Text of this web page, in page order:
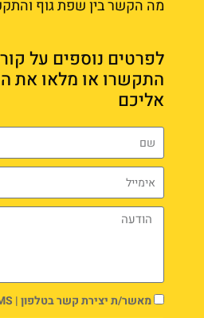
מה הקשר בין שפת גוף
לפרטים נוספים על
התקשרו או מלאו את
אליכם
מאשר/ת יצירת קשר בטלפון | SMS| וואטסאפ | מייל.